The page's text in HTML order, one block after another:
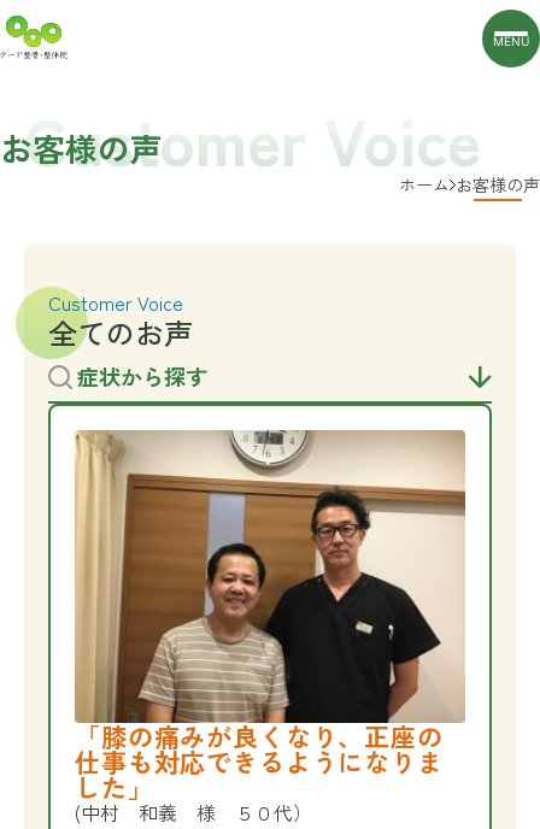
MENU
Customer Voice
お客様の声
ホーム お客様の声
Customer Voice
全てのお声
「膝の痛みが良くなり、正座の
仕事も対応できるようになりま
した」
(中村 和義 様 ５０代）